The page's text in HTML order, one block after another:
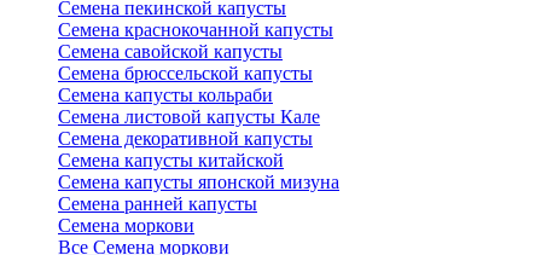
Семена пекинской капусты
Семена краснокочанной капусты
Семена савойской капусты
Семена брюссельской капусты
Семена капусты кольраби
Семена листовой капусты Кале
Семена декоративной капусты
Семена капусты китайской
Семена капусты японской мизуна
Семена ранней капусты
Семена моркови
Все Семена моркови